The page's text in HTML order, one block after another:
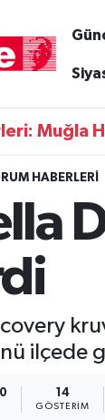
Muğla
HABERLERI
ilçede
14
GÖSTERIM
ve Fikstür